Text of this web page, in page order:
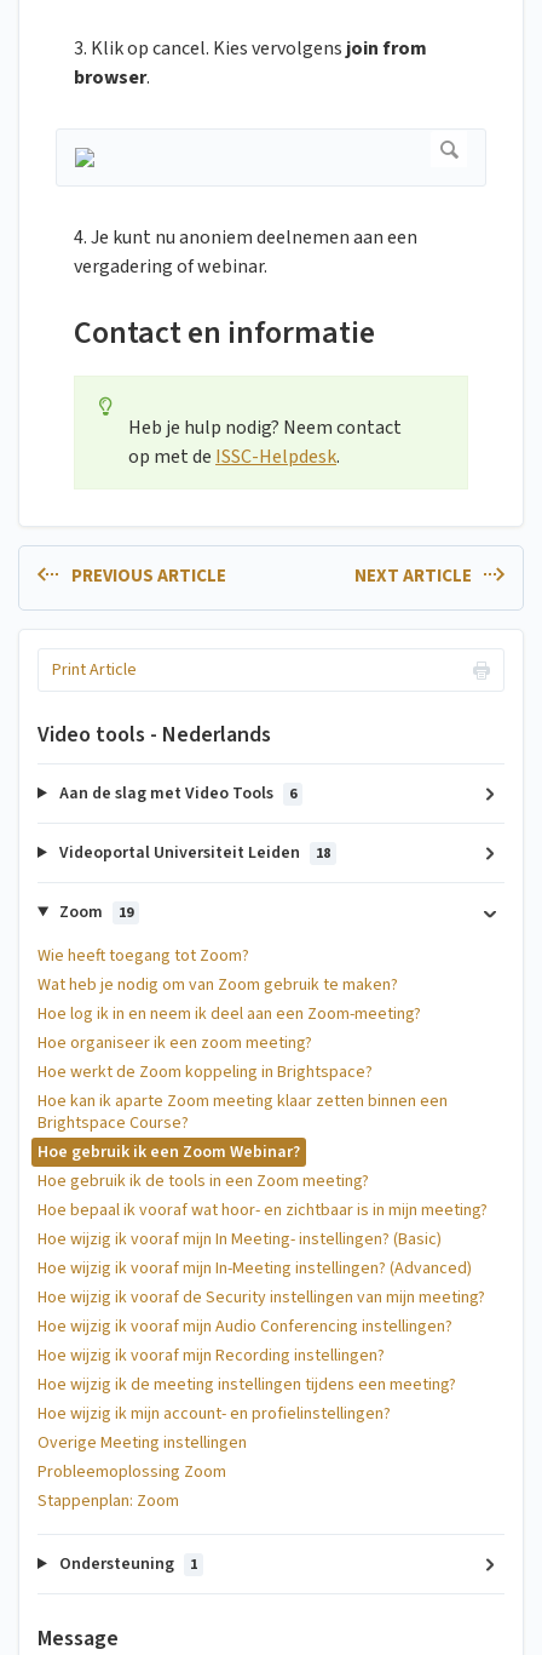
3. Klik op cancel. Kies vervolgens join from
browser.
4. Je kunt nu anoniem deelnemen aan een
vergadering of webinar.
Contact en informatie
Heb je hulp nodig? Neem contact
op met de ISSC-Helpdesk.
PREVIOUS ARTICLE NEXT ARTICLE
Print Article
Video tools - Nederlands
Aan de slag met Video Tools 6
Videoportal Universiteit Leiden 18
Zoom 19
Wie heeft toegang tot Zoom?
Wat heb je nodig om van Zoom gebruik te maken?
Hoe log ik in en neem ik deel aan een Zoom-meeting?
Hoe organiseer ik een zoom meeting?
Hoe werkt de Zoom koppeling in Brightspace?
Hoe kan ik aparte Zoom meeting klaar zetten binnen een
Brightspace Course?
Hoe gebruik ik een Zoom Webinar?
Hoe gebruik ik de tools in een Zoom meeting?
Hoe bepaal ik vooraf wat hoor- en zichtbaar is in mijn meeting?
Hoe wijzig ik vooraf mijn In Meeting- instellingen? (Basic)
Hoe wijzig ik vooraf mijn In-Meeting instellingen? (Advanced)
Hoe wijzig ik vooraf de Security instellingen van mijn meeting?
Hoe wijzig ik vooraf mijn Audio Conferencing instellingen?
Hoe wijzig ik vooraf mijn Recording instellingen?
Hoe wijzig ik de meeting instellingen tijdens een meeting?
Hoe wijzig ik mijn account- en profielinstellingen?
Overige Meeting instellingen
Probleemoplossing Zoom
Stappenplan: Zoom
Ondersteuning 1
Message